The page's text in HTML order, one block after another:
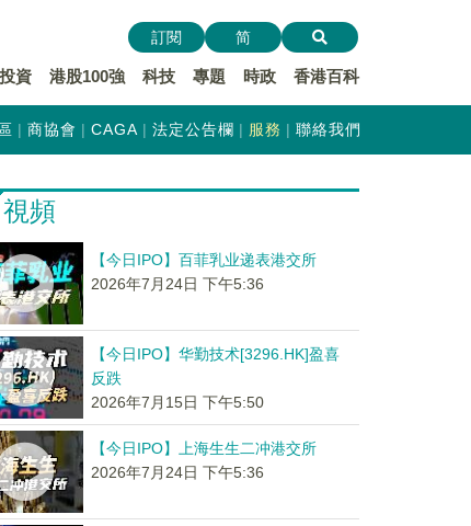
投資 港股100強 科技 專題 時政 香港百科
訂閱 简
商協會 CAGA 法定公告欄 服務 聯絡我們
視頻
【今日IPO】百菲乳业递表港交所
2026年7月24日 下午5:36
【今日IPO】华勤技术[3296.HK]盈喜
反跌
2026年7月15日 下午5:50
【今日IPO】上海生生二冲港交所
2026年7月24日 下午5:36